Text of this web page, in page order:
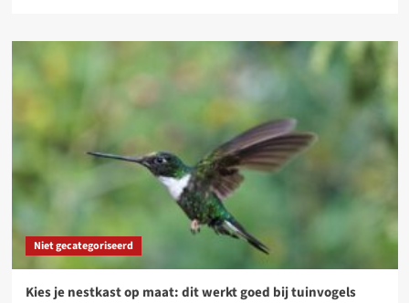
Niet gecategoriseerd
Kies je nestkast op maat: dit werkt goed bij tuinvogels